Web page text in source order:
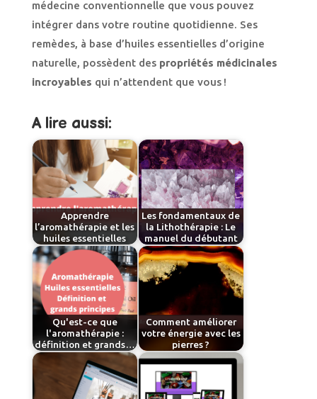
médecine conventionnelle que vous pouvez
intégrer dans votre routine quotidienne. Ses
remèdes, à base d’huiles essentielles d’origine
naturelle, possèdent des propriétés médicinales
incroyables qui n’attendent que vous !
A lire aussi:
Apprendre
l’aromathérapie et les
huiles essentielles
Les fondamentaux de
la Lithothérapie : Le
manuel du débutant
Qu'est-ce que
l'aromathérapie :
définition et grands…
Comment améliorer
votre énergie avec les
pierres ?